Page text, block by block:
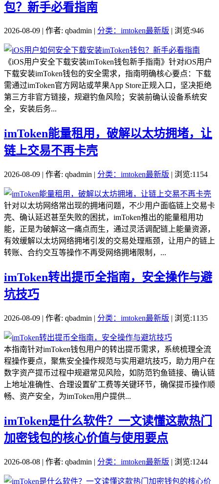
包？新手必看指南
2026-08-09 | 作者: qbadmin | 分类：imtoken最新版 | 浏览:946
《iOS用户安全下载安装imToken钱包新手指南》针对iOS用户
下载安装imToken钱包的安全需求，指南明确核心要点：下载
需通过imToken官方网站或苹果App Store正规入口，坚决拒绝
第三方非官方链接，规避钓鱼风险；安装前确认设备系统安
全，安装后务...
imToken能量租用，破解以太坊拥堵，让
链上交易不再卡壳
2026-08-09 | 作者: qbadmin | 分类：imtoken最新版 | 浏览:1154
针对以太坊网络常出现的拥堵问题，不少用户面临链上交易卡
壳、确认延迟甚至失败的困扰，imToken推出的能量租用功
能，正是为破解这一痛点而生，通过灵活调配链上能量资源，
有效缓解以太坊网络拥堵引发的交易处理瓶颈，让用户的链上
转账、合约交互等操作不再受网络拥堵限制，...
imToken转出提币全指南，安全操作与避
坑技巧
2026-08-09 | 作者: qbadmin | 分类：imtoken最新版 | 浏览:1135
本指南针对imToken钱包用户的转出提币需求，系统梳理全流
程操作要点，聚焦安全操作规范与实用避坑技巧，助力用户在
数字资产提币过程中规避常见风险，如防范钓鱼链接、确认链
上地址准确性、合理设置矿工费等关键环节，确保提币操作顺
畅、资产安全，为imToken用户提供...
imToken是什么软件？一文读懂这款热门
加密钱包的核心价值与使用要点
2026-08-08 | 作者: qbadmin | 分类：imtoken最新版 | 浏览:1244